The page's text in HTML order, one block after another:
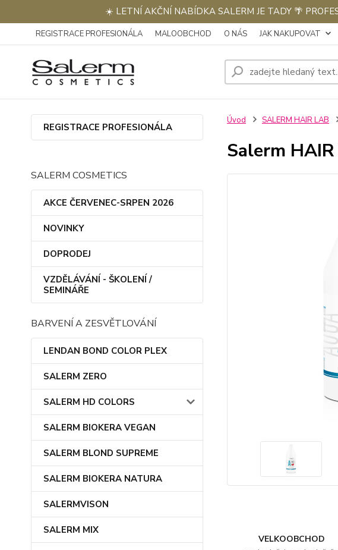
☀️ LETNÍ AKČNÍ NABÍDKA SALERM JE TADY 🌴
REGISTRACE PROFESIONÁLA MALOOBCHOD O NÁS JAK NAKUPOVAT
REGISTRACE PROFESIONÁLA
SALERM COSMETICS
AKCE ČERVENEC-SRPEN 2026
NOVINKY
DOPRODEJ
VZDĚLÁVÁNÍ - ŠKOLENÍ /
SEMINÁŘE
BARVENÍ A ZESVĚTLOVÁNÍ
LENDAN BOND COLOR PLEX
SALERM ZERO
SALERM HD COLORS
SALERM BIOKERA VEGAN
SALERM BLOND SUPREME
SALERM BIOKERA NATURA
SALERMVISON
SALERM MIX
Úvod SALERM HAIR LAB
Salerm
VELKOOBCHOD